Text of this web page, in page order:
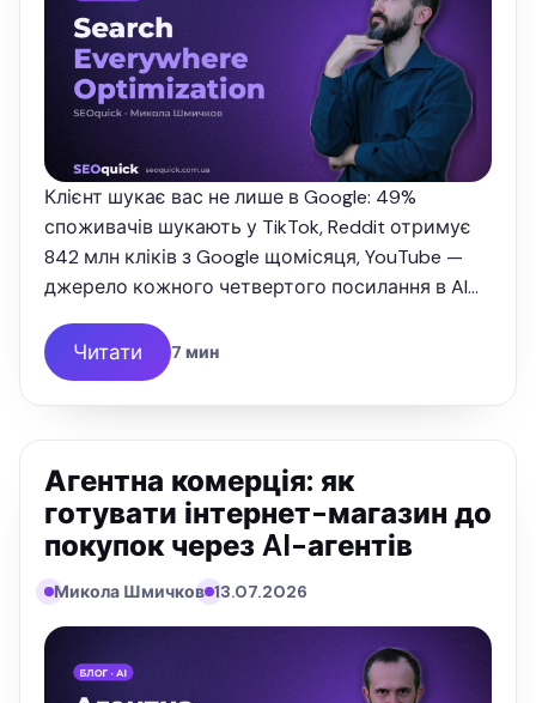
Клієнт шукає вас не лише в Google: 49%
споживачів шукають у TikTok, Reddit отримує
842 млн кліків з Google щомісяця, YouTube —
джерело кожного четвертого посилання в AI
Overviews. Розбираю, як власнику бізнесу
обрати 2–3 майданчики й не …
Читати 7 мин
Агентна комерція: як
готувати інтернет-магазин до
покупок через AI-агентів
Микола Шмичков 13.07.2026